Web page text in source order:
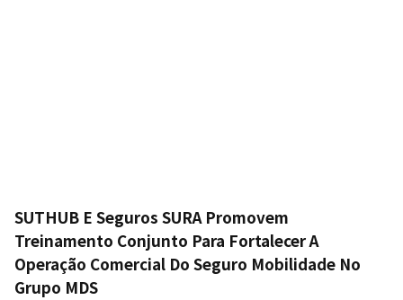
SUTHUB E Seguros SURA Promovem
Treinamento Conjunto Para Fortalecer A
Operação Comercial Do Seguro Mobilidade No
Grupo MDS